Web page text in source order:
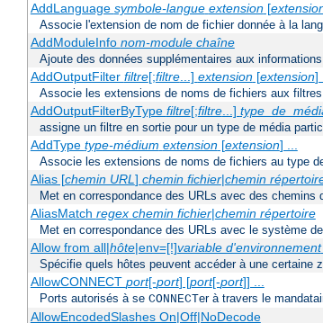
AddLanguage symbole-langue extension[
Associe l'extension de nom de fichier donnée à la
AddModuleInfo nom-module chaîne
Ajoute des données supplémentaires aux
AddOutputFilter filtre[;filtre...] extension[extension]
Associe les extensions de noms de fichiers aux
AddOutputFilterByType filtre[;filtre...]
assigne un filtre en sortie pour un type de média
AddType type-médium extension[extension] ...
Associe les extensions de noms de fichiers au type
Alias [chemin URL] chemin fichier|chemin
Met en correspondance des URLs avec des chemins
AliasMatch regex chemin fichier|chemin répertoire
Met en correspondance des URLs avec le système
Allow from all|hôte|env=[!]variable d'environnement
Spécifie quels hôtes peuvent accéder à une certaine
AllowCONNECT port[-port] [port[-port]] ...
Ports autorisés à se CONNECTer à travers le
AllowEncodedSlashes On|Off|NoDecode